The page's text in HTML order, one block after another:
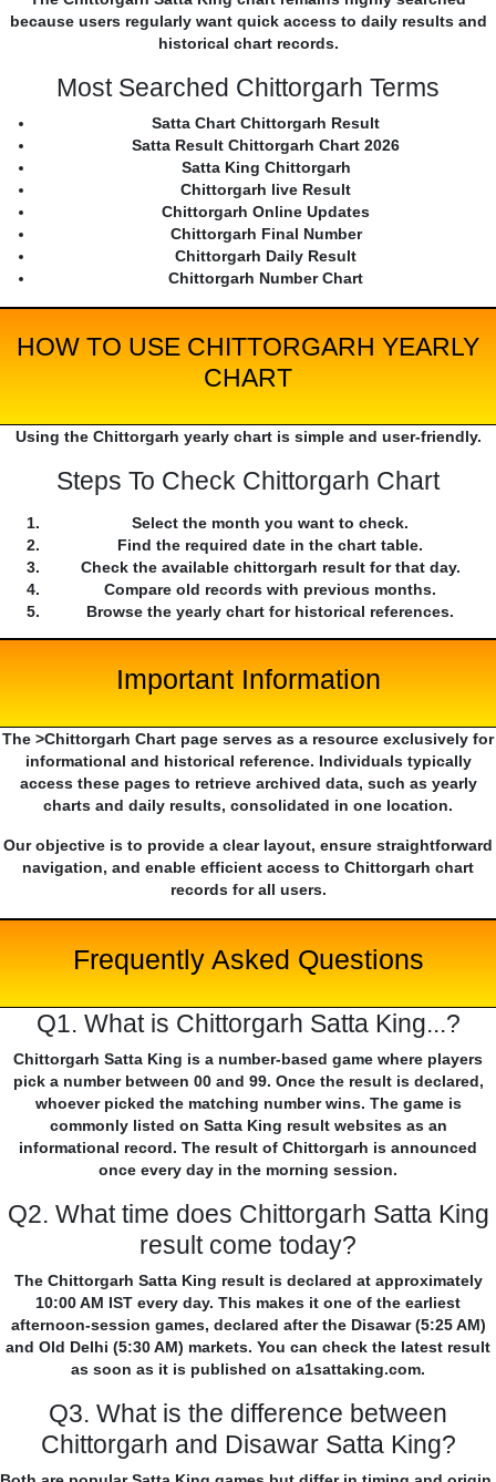
because users regularly want quick access to daily results and
historical chart records.
Most Searched Chittorgarh Terms
Satta Chart Chittorgarh Result
Satta Result Chittorgarh Chart 2026
Satta King Chittorgarh
Chittorgarh live Result
Chittorgarh Online Updates
Chittorgarh Final Number
Chittorgarh Daily Result
Chittorgarh Number Chart
HOW TO USE CHITTORGARH YEARLY
CHART
Using the Chittorgarh yearly chart is simple and user-friendly.
Steps To Check Chittorgarh Chart
Select the month you want to check.
Find the required date in the chart table.
Check the available chittorgarh result for that day.
Compare old records with previous months.
Browse the yearly chart for historical references.
Important Information
The >Chittorgarh Chart page serves as a resource exclusively for
informational and historical reference. Individuals typically
access these pages to retrieve archived data, such as yearly
charts and daily results, consolidated in one location.
Our objective is to provide a clear layout, ensure straightforward
navigation, and enable efficient access to Chittorgarh chart
records for all users.
Frequently Asked Questions
Q1. What is Chittorgarh Satta King...?
Chittorgarh Satta King is a number-based game where players
pick a number between 00 and 99. Once the result is declared,
whoever picked the matching number wins. The game is
commonly listed on Satta King result websites as an
informational record. The result of Chittorgarh is announced
once every day in the morning session.
Q2. What time does Chittorgarh Satta King
result come today?
The Chittorgarh Satta King result is declared at approximately
10:00 AM IST every day. This makes it one of the earliest
afternoon-session games, declared after the Disawar (5:25 AM)
and Old Delhi (5:30 AM) markets. You can check the latest result
as soon as it is published on a1sattaking.com.
Q3. What is the difference between
Chittorgarh and Disawar Satta King?